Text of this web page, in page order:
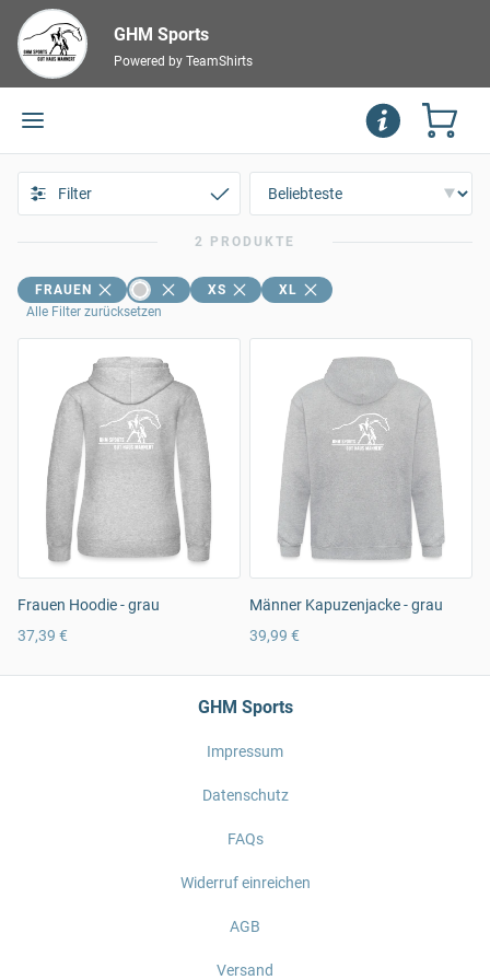
GHM Sports
Powered by TeamShirts
Filter
2 PRODUKTE
FRAUEN XS
XL
Alle Filter zurücksetzen
Frauen Hoodie - grau
37,39 €
Männer Kapuzenjacke - grau
39,99 €
GHM Sports
Impressum
Datenschutz
FAQs
Widerruf einreichen
AGB
Versand